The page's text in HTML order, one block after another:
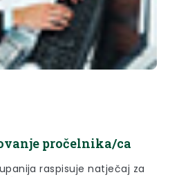
pročelnika/ca
raspisuje natječaj za